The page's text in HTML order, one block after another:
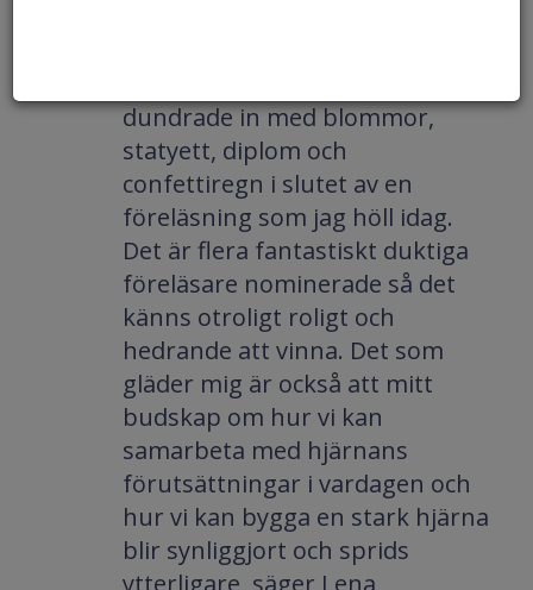
dundrade in med blommor,
statyett, diplom och
confettiregn i slutet av en
föreläsning som jag höll idag.
Det är flera fantastiskt duktiga
föreläsare nominerade så det
känns otroligt roligt och
hedrande att vinna. Det som
gläder mig är också att mitt
budskap om hur vi kan
samarbeta med hjärnans
förutsättningar i vardagen och
hur vi kan bygga en stark hjärna
blir synliggjort och sprids
ytterligare, säger Lena